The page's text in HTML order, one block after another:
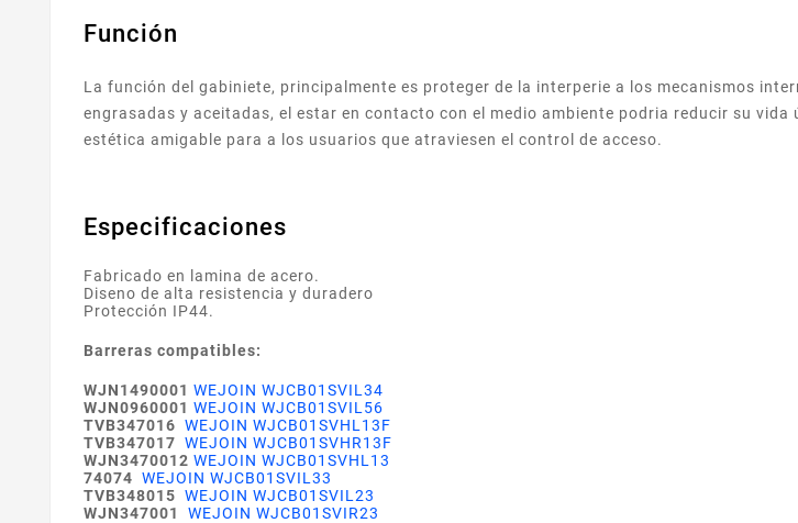
Función
La función del gabiniete, principalmente es proteger de la interperie a los mecanismos
engrasadas y aceitadas, el estar en contacto con el medio ambiente podria reducir su
estética amigable para a los usuarios que atraviesen el control de acceso.
Especificaciones
Fabricado en lamina de acero.
Diseno de alta resistencia y duradero
Protección IP44.
Barreras compatibles:
WJN1490001 WEJOIN WJCB01SVIL34
WJN0960001 WEJOIN WJCB01SVIL56
TVB347016 WEJOIN WJCB01SVHL13F
TVB347017 WEJOIN WJCB01SVHR13F
WJN3470012 WEJOIN WJCB01SVHL13
74074 WEJOIN WJCB01SVIL33
TVB348015 WEJOIN WJCB01SVIL23
WJN347001
WEJOIN WJCB01SVIR23